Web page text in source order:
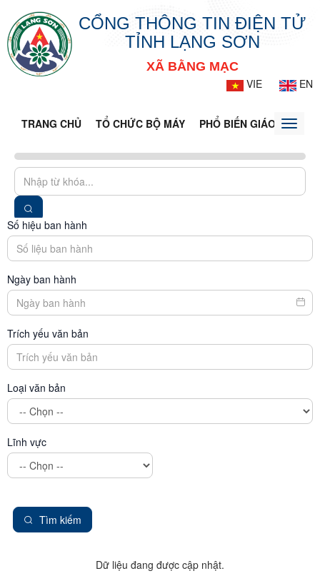
CỔNG THÔNG TIN ĐIỆN TỬ
TỈNH LẠNG SƠN
XÃ BẰNG MẠC
VIE
EN
TRANG CHỦ TỔ CHỨC BỘ MÁY PHỔ BIẾN GIÁO DỤCToggle
Số hiệu ban hành
Ngày ban hành
Trích yếu văn bản
Loại văn bản
Lĩnh vực
Tìm kiếm
Dữ liệu đang được cập nhật.